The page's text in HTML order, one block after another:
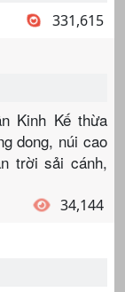
331,615
Kinh Kế thừa
dong, núi cao
trời sải cánh,
34,144